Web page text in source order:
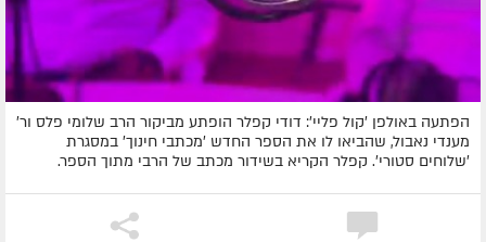
הפתעה באולפן 'קול פליי': דודי קפלר הופתע מביקור הרב שלומי פלס ור'
מענדי נאבול, שהביאו לו את הספר החדש 'מכתבי חינוך' במסגרת
'שלוחים סטורי'. קפלר הקריא בשידור מכתב של הרבי מתוך הספר.